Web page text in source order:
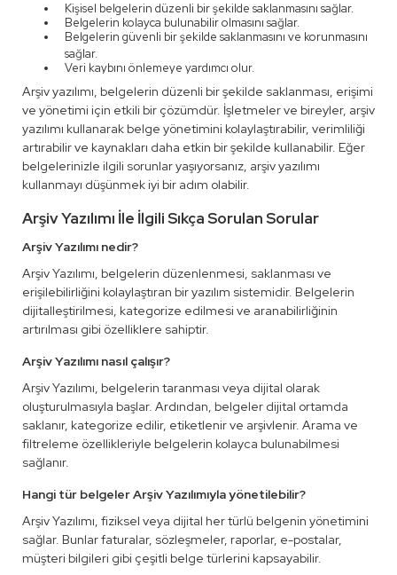
Kişisel belgelerin düzenli bir şekilde saklanmasını sağlar.
Belgelerin kolayca bulunabilir olmasını sağlar.
Belgelerin güvenli bir şekilde saklanmasını ve korunmasını
sağlar.
Veri kaybını önlemeye yardımcı olur.
Arşiv yazılımı, belgelerin düzenli bir şekilde saklanması, erişimi
ve yönetimi için etkili bir çözümdür. İşletmeler ve bireyler, arşiv
yazılımı kullanarak belge yönetimini kolaylaştırabilir, verimliliği
artırabilir ve kaynakları daha etkin bir şekilde kullanabilir. Eğer
belgelerinizle ilgili sorunlar yaşıyorsanız, arşiv yazılımı
kullanmayı düşünmek iyi bir adım olabilir.
Arşiv Yazılımı İle İlgili Sıkça Sorulan Sorular
Arşiv Yazılımı nedir?
Arşiv Yazılımı, belgelerin düzenlenmesi, saklanması ve
erişilebilirliğini kolaylaştıran bir yazılım sistemidir. Belgelerin
dijitalleştirilmesi, kategorize edilmesi ve aranabilirliğinin
artırılması gibi özelliklere sahiptir.
Arşiv Yazılımı nasıl çalışır?
Arşiv Yazılımı, belgelerin taranması veya dijital olarak
oluşturulmasıyla başlar. Ardından, belgeler dijital ortamda
saklanır, kategorize edilir, etiketlenir ve arşivlenir. Arama ve
filtreleme özellikleriyle belgelerin kolayca bulunabilmesi
sağlanır.
Hangi tür belgeler Arşiv Yazılımıyla yönetilebilir?
Arşiv Yazılımı, fiziksel veya dijital her türlü belgenin yönetimini
sağlar. Bunlar faturalar, sözleşmeler, raporlar, e-postalar,
müşteri bilgileri gibi çeşitli belge türlerini kapsayabilir.